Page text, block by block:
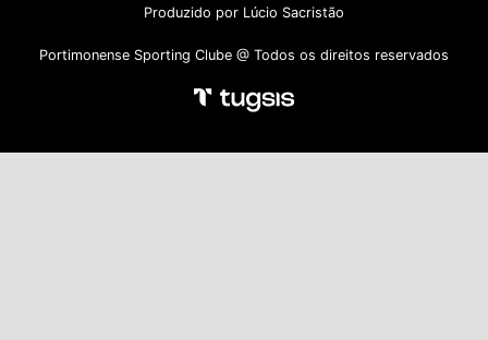
Produzido por Lúcio Sacristão
Portimonense Sporting Clube @ Todos os direitos reservados